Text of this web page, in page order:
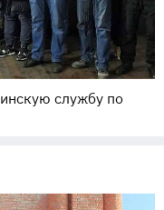
службу по